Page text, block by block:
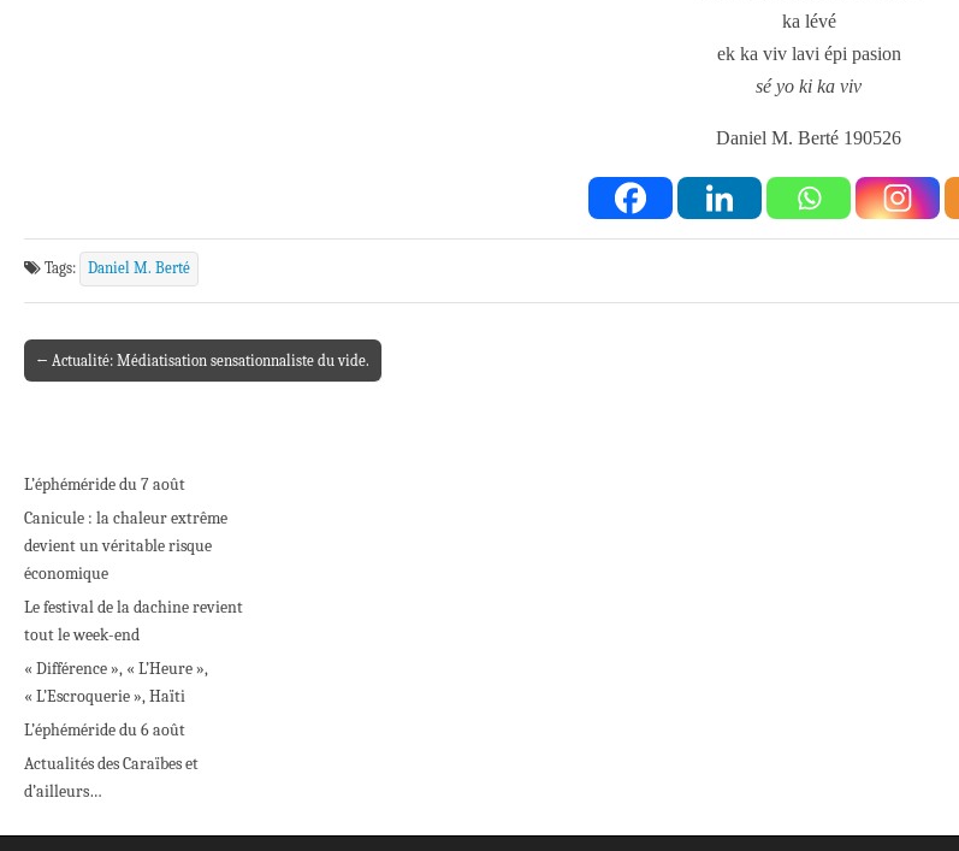
ka lévé
ek ka viv lavi épi pasion
sé yo ki ka viv
Daniel M. Berté 190526
Tags: Daniel M. Berté
Post navigation
← Actualité: Médiatisation sensationnaliste du vide.
L’éphéméride du 7 août
Canicule : la chaleur extrême
devient un véritable risque
économique
Le festival de la dachine revient
tout le week-end
« Différence », « L’Heure »,
« L’Escroquerie », Haïti
L’éphéméride du 6 août
Actualités des Caraïbes et
d’ailleurs…